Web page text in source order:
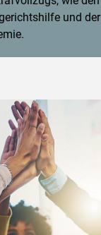
und der